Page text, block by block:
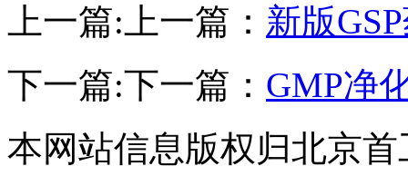
上一篇: 上一篇： 新版
下一篇:下一篇： GMP净
本网站信息版权归北京